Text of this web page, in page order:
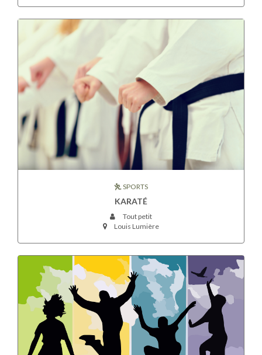
SPORTS
KARATÉ
Tout petit
Louis Lumière